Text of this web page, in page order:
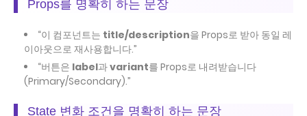
Props를 명확히 하는 문장
“이 컴포넌트는 title/description을 Props로 받아 동일 레
이아웃으로 재사용합니다.”
“버튼은 label과variant를 Props로 내려받습니다
(Primary/Secondary).”
State 변화 조건을 명확히 하는 문장